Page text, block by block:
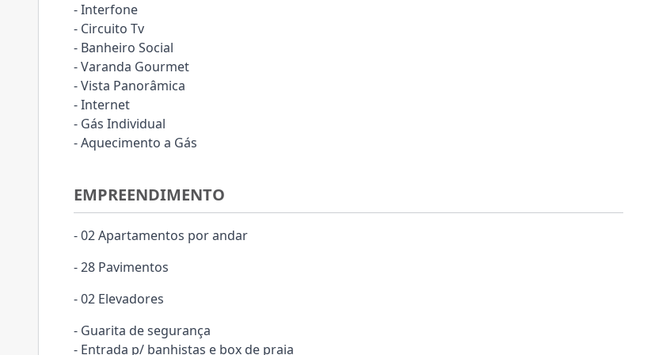
- Interfone
- Circuito Tv
- Banheiro Social
- Varanda Gourmet
- Vista Panorâmica
- Internet
- Gás Individual
- Aquecimento a Gás
EMPREENDIMENTO
- 02 Apartamentos por andar
- 28 Pavimentos
- 02 Elevadores
- Guarita de segurança
- Entrada p/ banhistas e box de praia